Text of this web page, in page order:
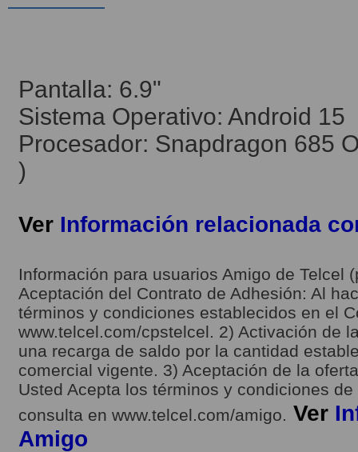
Pantalla: 6.9"
Sistema Operativo: Android 15
Procesador: Snapdragon 685
)
Ver Información relacionada
Información para usuarios Amigo de Telcel
Aceptación del Contrato de Adhesión: Al
términos y condiciones establecidos en el
www.telcel.com/cpstelcel. 2) Activación de
una recarga de saldo por la cantidad
comercial vigente. 3) Aceptación de la
Usted Acepta los términos y condiciones
consulta en www.telcel.com/amigo. Ver
Amigo